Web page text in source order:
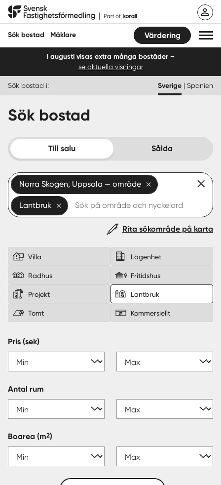
Hoppa
Svensk Fastighetsförmedling
Sök bostad Mäklare Värdering
Sälja
Köpa
Start
Logga in
I augusti visas extra många bostäder –
se aktuella visningar
Sök bostad i: Sverige | Spanien
Sök bostad
Till salu Sålda
Norra Skogen, Uppsala — område
Lantbruk
Rita sökområde på karta
Villa Lägenhet
Radhus Fritidshus
Projekt Lantbruk
Tomt Kommersiellt
Pris (sek)
Antal rum
Boarea (m2)